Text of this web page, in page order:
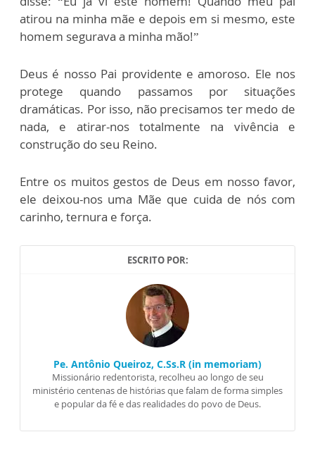
atirou na minha mãe e depois em si mesmo, este
homem segurava a minha mão!”
Deus é nosso Pai providente e amoroso. Ele nos
protege quando passamos por situações
dramáticas. Por isso, não precisamos ter medo de
nada, e atirar-nos totalmente na vivência e
construção do seu Reino.
Entre os muitos gestos de Deus em nosso favor,
ele deixou-nos uma Mãe que cuida de nós com
carinho, ternura e força.
ESCRITO POR:
Pe. Antônio Queiroz, C.Ss.R (in memoriam)
Missionário redentorista, recolheu ao longo de seu
ministério centenas de histórias que falam de forma simples
e popular da fé e das realidades do povo de Deus.